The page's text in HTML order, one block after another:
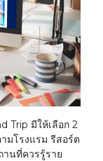
Trip มีให้เลือก 2
มโรงแรม รีสอร์ต
านที่ควรรู้ราย